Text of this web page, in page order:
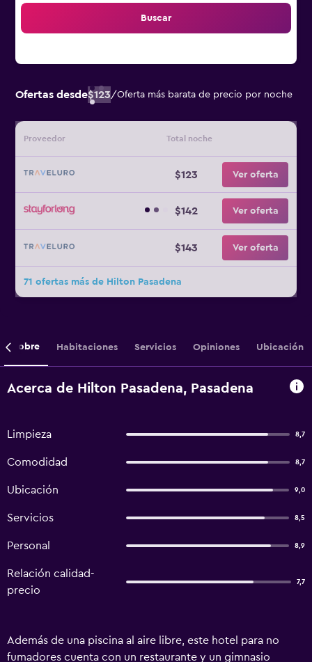
Buscar
Ofertas desde$123/Oferta más barata de precio por noche
Proveedor Total noche
$123 Ver oferta
$142 Ver oferta
$143 Ver oferta
71 ofertas más de Hilton Pasadena
Sobre Habitaciones Servicios Opiniones Ubicación
Acerca de Hilton Pasadena, Pasadena
Limpieza 8,7
Comodidad 8,7
Ubicación 9,0
Servicios 8,5
Personal 8,9
Relación calidad-
precio
7,7
Además de una piscina al aire libre, este hotel para no
fumadores cuenta con un restaurante y un gimnasio